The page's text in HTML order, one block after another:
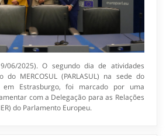
06/2025). O segundo dia de atividades
MERCOSUL (PARLASUL) na sede do
em Estrasburgo, foi marcado por uma
com a Delegação para as Relações
do Parlamento Europeu.